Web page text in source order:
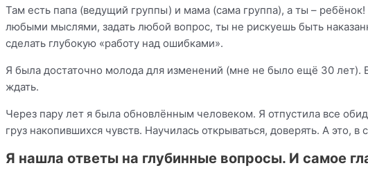
Там есть папа (ведущий группы) и мама (сама группа), а ты –
любыми мыслями, задать любой вопрос, ты не рискуешь быть
сделать глубокую «работу над ошибками».
Я была достаточно молода для изменений (мне не было ещё 30 лет).
ждать.
Через пару лет я была обновлённым человеком. Я отпустила все
груз накопившихся чувств. Научилась открываться, доверять. А
Я нашла ответы на глубинные вопросы. И самое